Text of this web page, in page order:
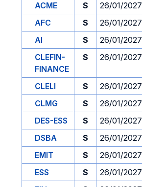
ACME
S 26/01/2027
AFC
S 26/01/2027
AI
S 26/01/2027
CLEFIN-
FINANCE
S 26/01/2027
CLELI S 26/01/2027
CLMG
S 26/01/2027
DES-ESS
S 26/01/2027
DSBA
S 26/01/2027
EMIT
S 26/01/2027
ESS
S 26/01/2027